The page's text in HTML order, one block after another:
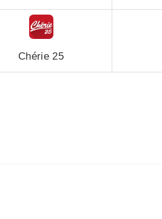
Chérie 25